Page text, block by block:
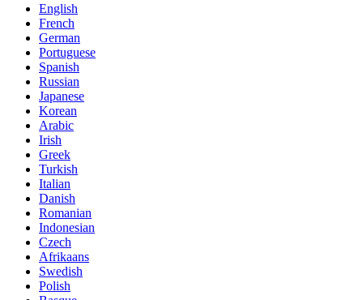
English
French
German
Portuguese
Spanish
Russian
Japanese
Korean
Arabic
Irish
Greek
Turkish
Italian
Danish
Romanian
Indonesian
Czech
Afrikaans
Swedish
Polish